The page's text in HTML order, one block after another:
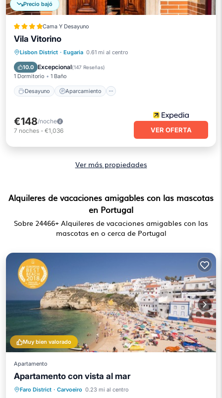
Precio bajó
Cama Y Desayuno
Vila Vitorino
Lisbon District · Eugaria 0.61 mi al centro
10.0 Excepcional(147 Reseñas)
1 Dormitorio 1 Baño
Desayuno Aparcamiento
Desayuno Aparcamiento
Balcón/Terraza
€148/noche
7 noches - €1,036 VER OFERTA
Ver más propiedades
Alquileres de vacaciones amigables con las mascotas
en Portugal
Sobre 24466+ Alquileres de vacaciones amigables con las
mascotas en o cerca de Portugal
Muy bien valorado
Apartamento
Apartamento con vista al mar
Faro District · Carvoeiro 0.23 mi al centro
Frente al mar Aparcamiento